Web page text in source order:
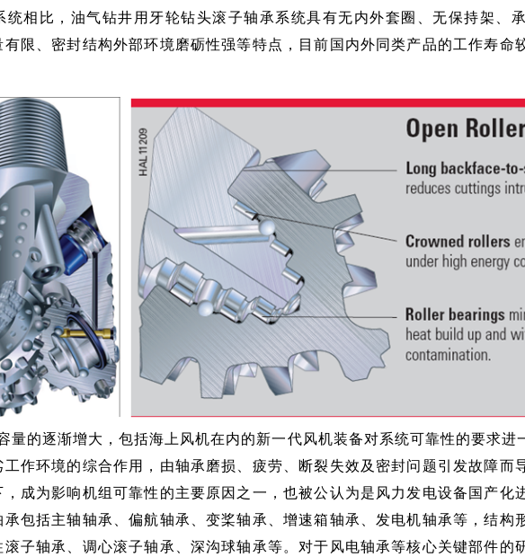
统相比，油气钻井用牙轮钻头滚子轴承系统具有无内外套圈、无保持架、
限、密封结构外部环境磨砺性强等特点，目前国内外同类产品的工作寿命
的逐渐增大，包括海上风机在内的新一代风机装备对系统可靠性的要求进
作环境的综合作用，由轴承磨损、疲劳、断裂失效及密封问题引发故障而
成为影响机组可靠性的主要原因之一，也被公认为是风力发电设备国产化
包括主轴轴承、偏航轴承、变桨轴承、增速箱轴承、发电机轴承等，结构
子轴承、调心滚子轴承、深沟球轴承等。对于风电轴承等核心关键部件的